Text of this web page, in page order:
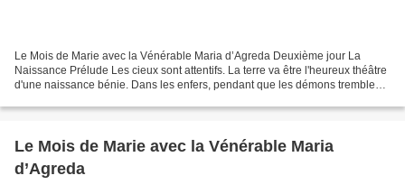
Le Mois de Marie avec la Vénérable Maria d’Agreda Deuxième jour La
Naissance Prélude Les cieux sont attentifs. La terre va être l'heureux théâtre
d'une naissance bénie. Dans les enfers, pendant que les démons tremblent
Le Mois de Marie avec la Vénérable Maria
d’Agreda